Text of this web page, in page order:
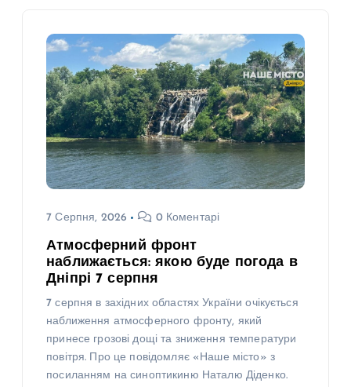
7 Серпня, 2026 0 Коментарі
Атмосферний фронт
наближається: якою буде погода в
Дніпрі 7 серпня
7 серпня в західних областях України очікується
наближення атмосферного фронту, який
принесе грозові дощі та зниження температури
повітря. Про це повідомляє «Наше місто» з
посиланням на синоптикиню Наталю Діденко.